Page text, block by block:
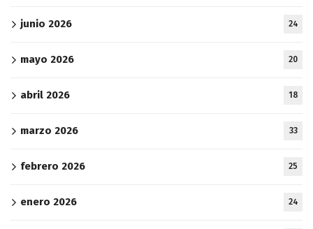
junio 2026 24
mayo 2026 20
abril 2026 18
marzo 2026 33
febrero 2026 25
enero 2026 24